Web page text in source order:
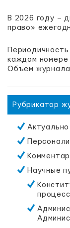
В 2026 году –
право»
каждом номере
Объем
Рубрикатор
Актуально
Научные